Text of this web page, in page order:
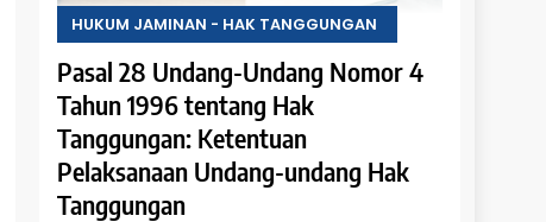
HUKUM JAMINAN - HAK TANGGUNGAN
Pasal 28 Undang-Undang Nomor 4
Tahun 1996 tentang Hak
Tanggungan: Ketentuan
Pelaksanaan Undang-undang Hak
Tanggungan
Pasal 27
Tanggungan